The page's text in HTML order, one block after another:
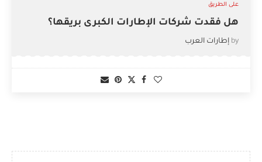
على الطريق
هل فقدت شركات الإطارات الكبرى بريقها؟
by إطارات العرب